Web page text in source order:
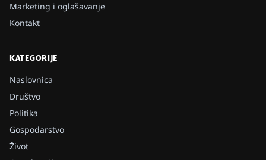
Marketing i oglašavanje
Kontakt
KATEGORIJE
Naslovnica
Društvo
Politika
Gospodarstvo
Život